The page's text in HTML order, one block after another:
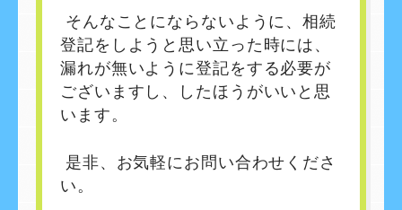
そんなことにならないように、相続
登記をしようと思い立った時には、
漏れが無いように登記をする必要が
ございますし、したほうがいいと思
います。
是非、お気軽にお問い合わせくださ
い。